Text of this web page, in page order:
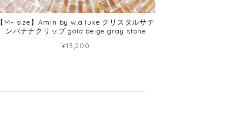
【M- size】Amin by w.a luxe クリスタルサテ
ンバナナクリップ gold beige gray stone
¥13,200